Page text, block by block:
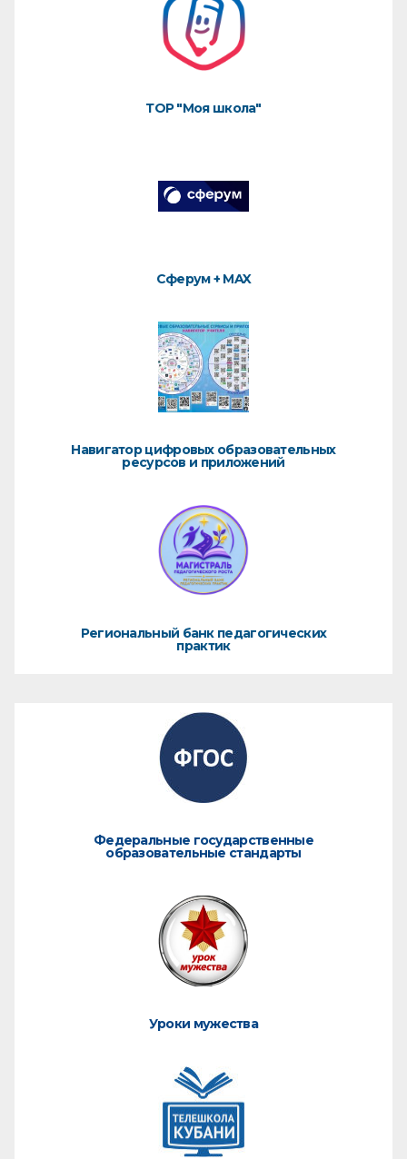
ТОР "Моя школа"
Сферум + MAX
Навигатор цифровых образовательных
ресурсов и приложений
Региональный банк педагогических
практик
Федеральные государственные
образовательные стандарты
Уроки мужества